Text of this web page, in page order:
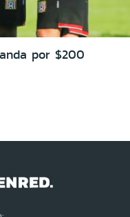
por $200